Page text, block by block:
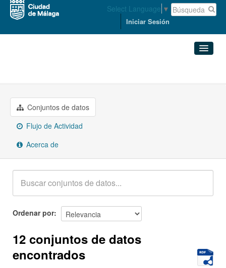
Select Language ▼
Iniciar Sesión
Organizaciones
Grupos
Acerca de
Conjuntos de datos
Flujo de Actividad
Acerca de
Ordenar por
12 conjuntos de datos
encontrados